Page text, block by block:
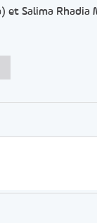
et Salima Rhadia
Partager